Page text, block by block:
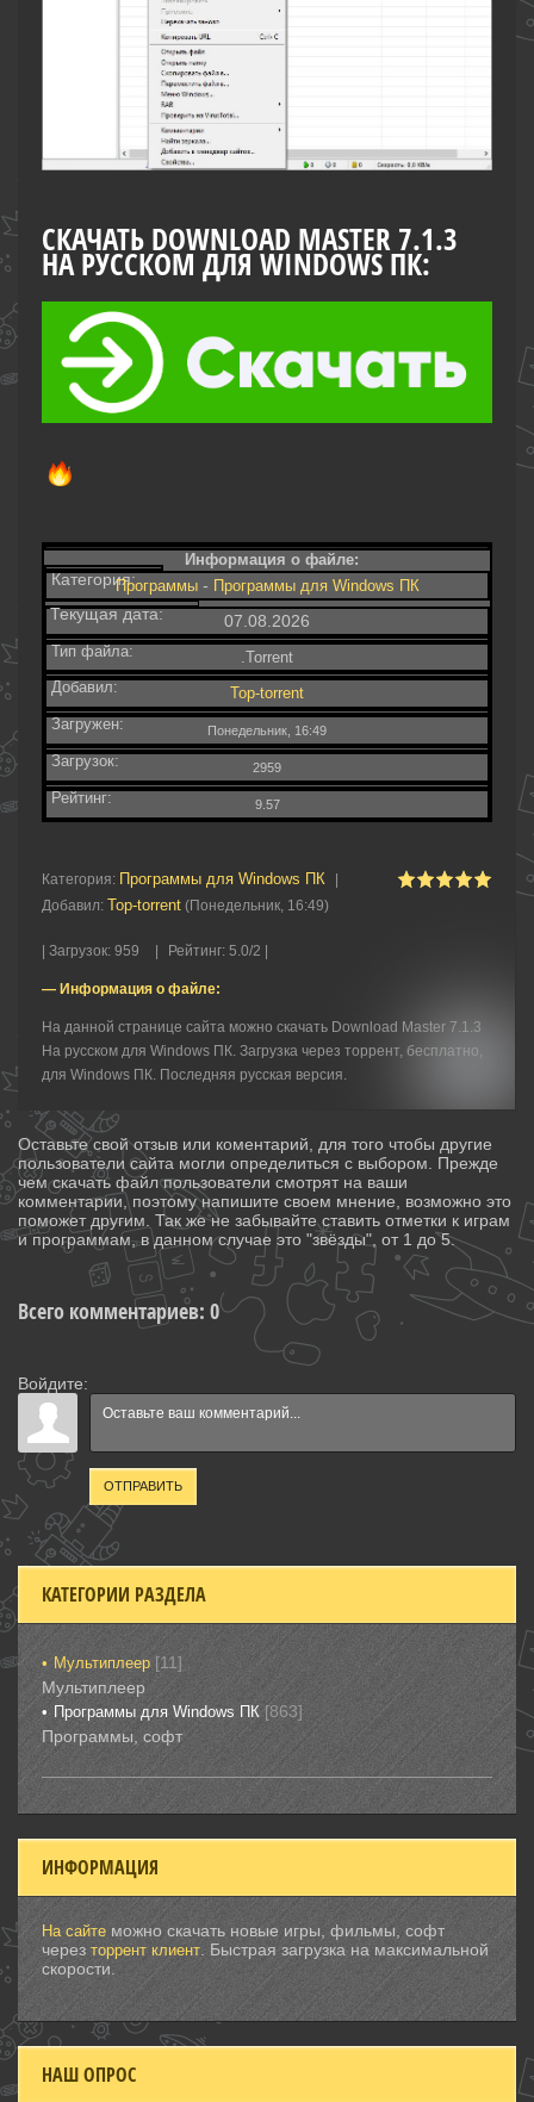
СКАЧАТЬ DOWNLOAD MASTER 7.1.3
НА РУССКОМ ДЛЯ WINDOWS ПК:
Информация о файле:
Категория:Программы- Программы для Windows ПК
Текущая дата: 07.08.2026
Тип файла:
.Torrent
Добавил:
Top-torrent
Загружен:
Понедельник, 16:49
Загрузок: 2959
Рейтинг: 9.57
Категория: Программы для Windows ПК
Добавил: Top-torrent (Понедельник, 16:49)
Загрузок: 959 Рейтинг: 5.0/2 |
— Информация о файле:
На данной странице сайта можно скачать Download Master 7.1.3
На русском для Windows ПК. Загрузка через торрент, бесплатно,
для Windows ПК. Последняя русская версия.
Оставьте свой отзыв или коментарий, для того чтобы другие
пользователи сайта могли определиться с выбором. Прежде
чем скачать файл пользователи смотрят на ваши
комментарии, поэтому напишите своем мнение, возможно это
поможет другим. Так же не забывайте ставить отметки к играм
и программам, в данном случае это "звёзды", от 1 до 5.
Всего комментариев: 0
Войдите:
ОТПРАВИТЬ
КАТЕГОРИИ РАЗДЕЛА
Мультиплеер [11]
Мультиплеер
Программы для Windows ПК [863]
Программы, софт
ИНФОРМАЦИЯ
На сайте можно скачать новые игры, фильмы, софт
через торрент клиент . Быстрая загрузка на максимальной
скорости.
НАШ ОПРОС